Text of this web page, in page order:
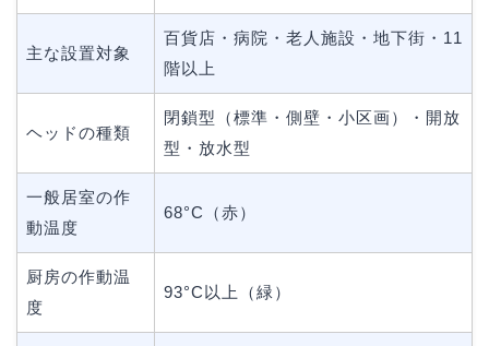
主な設置対象
百貨店・病院・老人施設・地下街・11
階以上
ヘッドの種類
閉鎖型（標準・側壁・小区画）・開放
型・放水型
一般居室の作
動温度
68°C（赤）
厨房の作動温
度
93°C以上（緑）